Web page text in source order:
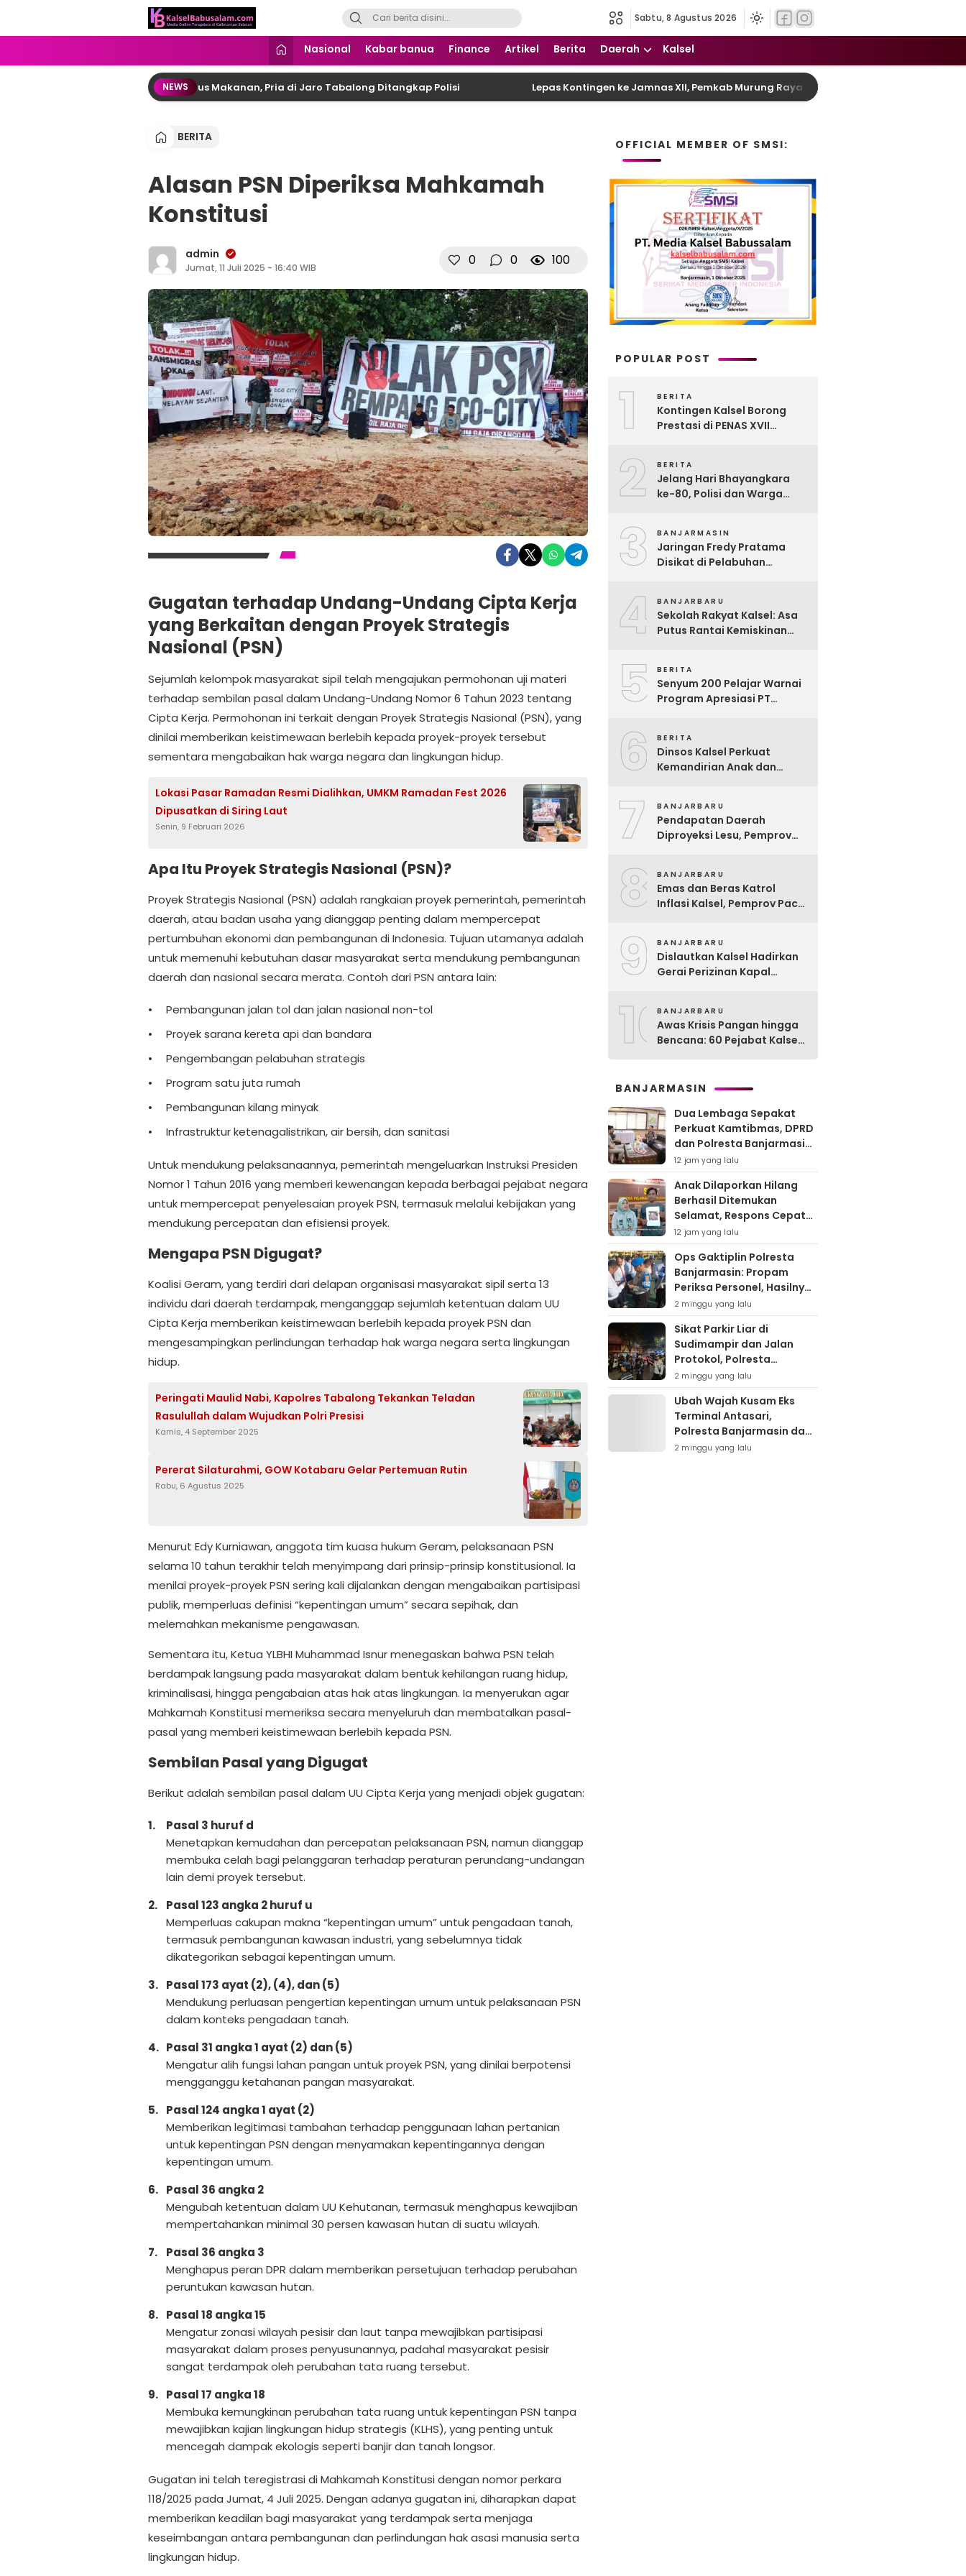
Menyuarakan Kalsel, Menginspirasi Nusantara
Sabtu, 8 Agustus 2026
Nasional Kabar banua Finance Artikel Berita Daerah Kalsel
NEWS
Disembunyikan Dalam Bungkus Makanan, Pria di Jaro Tabalong Ditangkap Polisi Lepas Kontingen ke Jamnas XII, Pemkab Murung Raya Titip Misi Harumkan Nama Daerah
BERITA
Alasan PSN Diperiksa Mahkamah
Konstitusi
admin
Jumat, 11 Juli 2025 - 16:40 WIB 0 0 100
Gugatan terhadap Undang-Undang Cipta Kerja
yang Berkaitan dengan Proyek Strategis
Nasional (PSN)
Sejumlah kelompok masyarakat sipil telah mengajukan permohonan uji materi
terhadap sembilan pasal dalam Undang-Undang Nomor 6 Tahun 2023 tentang
Cipta Kerja. Permohonan ini terkait dengan Proyek Strategis Nasional (PSN), yang
dinilai memberikan keistimewaan berlebih kepada proyek-proyek tersebut
sementara mengabaikan hak warga negara dan lingkungan hidup.
Lokasi Pasar Ramadan Resmi Dialihkan, UMKM Ramadan Fest 2026
Dipusatkan di Siring Laut
Senin, 9 Februari 2026
Apa Itu Proyek Strategis Nasional (PSN)?
Proyek Strategis Nasional (PSN) adalah rangkaian proyek pemerintah, pemerintah
daerah, atau badan usaha yang dianggap penting dalam mempercepat
pertumbuhan ekonomi dan pembangunan di Indonesia. Tujuan utamanya adalah
untuk memenuhi kebutuhan dasar masyarakat serta mendukung pembangunan
daerah dan nasional secara merata. Contoh dari PSN antara lain:
Pembangunan jalan tol dan jalan nasional non-tol
Proyek sarana kereta api dan bandara
Pengembangan pelabuhan strategis
Program satu juta rumah
Pembangunan kilang minyak
Infrastruktur ketenagalistrikan, air bersih, dan sanitasi
Untuk mendukung pelaksanaannya, pemerintah mengeluarkan Instruksi Presiden
Nomor 1 Tahun 2016 yang memberi kewenangan kepada berbagai pejabat negara
untuk mempercepat penyelesaian proyek PSN, termasuk melalui kebijakan yang
mendukung percepatan dan efisiensi proyek.
Mengapa PSN Digugat?
Koalisi Geram, yang terdiri dari delapan organisasi masyarakat sipil serta 13
individu dari daerah terdampak, menganggap sejumlah ketentuan dalam UU
Cipta Kerja memberikan keistimewaan berlebih kepada proyek PSN dan
mengesampingkan perlindungan terhadap hak warga negara serta lingkungan
hidup.
Peringati Maulid Nabi, Kapolres Tabalong Tekankan Teladan
Rasulullah dalam Wujudkan Polri Presisi
Kamis, 4 September 2025
Pererat Silaturahmi, GOW Kotabaru Gelar Pertemuan Rutin
Rabu, 6 Agustus 2025
Menurut Edy Kurniawan, anggota tim kuasa hukum Geram, pelaksanaan PSN
selama 10 tahun terakhir telah menyimpang dari prinsip-prinsip konstitusional. Ia
menilai proyek-proyek PSN sering kali dijalankan dengan mengabaikan partisipasi
publik, memperluas definisi “kepentingan umum” secara sepihak, dan
melemahkan mekanisme pengawasan.
Sementara itu, Ketua YLBHI Muhammad Isnur menegaskan bahwa PSN telah
berdampak langsung pada masyarakat dalam bentuk kehilangan ruang hidup,
kriminalisasi, hingga pengabaian atas hak atas lingkungan. Ia menyerukan agar
Mahkamah Konstitusi memeriksa secara menyeluruh dan membatalkan pasal-
pasal yang memberi keistimewaan berlebih kepada PSN.
Sembilan Pasal yang Digugat
Berikut adalah sembilan pasal dalam UU Cipta Kerja yang menjadi objek gugatan:
Pasal 3 huruf d
Menetapkan kemudahan dan percepatan pelaksanaan PSN, namun dianggap
membuka celah bagi pelanggaran terhadap peraturan perundang-undangan
lain demi proyek tersebut.
Pasal 123 angka 2 huruf u
Memperluas cakupan makna “kepentingan umum” untuk pengadaan tanah,
termasuk pembangunan kawasan industri, yang sebelumnya tidak
dikategorikan sebagai kepentingan umum.
Pasal 173 ayat (2), (4), dan (5)
Mendukung perluasan pengertian kepentingan umum untuk pelaksanaan PSN
dalam konteks pengadaan tanah.
Pasal 31 angka 1 ayat (2) dan (5)
Mengatur alih fungsi lahan pangan untuk proyek PSN, yang dinilai berpotensi
mengganggu ketahanan pangan masyarakat.
Pasal 124 angka 1 ayat (2)
Memberikan legitimasi tambahan terhadap penggunaan lahan pertanian
untuk kepentingan PSN dengan menyamakan kepentingannya dengan
kepentingan umum.
Pasal 36 angka 2
Mengubah ketentuan dalam UU Kehutanan, termasuk menghapus kewajiban
mempertahankan minimal 30 persen kawasan hutan di suatu wilayah.
Pasal 36 angka 3
Menghapus peran DPR dalam memberikan persetujuan terhadap perubahan
peruntukan kawasan hutan.
Pasal 18 angka 15
Mengatur zonasi wilayah pesisir dan laut tanpa mewajibkan partisipasi
masyarakat dalam proses penyusunannya, padahal masyarakat pesisir
sangat terdampak oleh perubahan tata ruang tersebut.
Pasal 17 angka 18
Membuka kemungkinan perubahan tata ruang untuk kepentingan PSN tanpa
mewajibkan kajian lingkungan hidup strategis (KLHS), yang penting untuk
mencegah dampak ekologis seperti banjir dan tanah longsor.
Gugatan ini telah teregistrasi di Mahkamah Konstitusi dengan nomor perkara
118/2025 pada Jumat, 4 Juli 2025. Dengan adanya gugatan ini, diharapkan dapat
memberikan keadilan bagi masyarakat yang terdampak serta menjaga
keseimbangan antara pembangunan dan perlindungan hak asasi manusia serta
lingkungan hidup.
OFFICIAL MEMBER OF SMSI:
POPULAR POST
1 BERITA
Kontingen Kalsel Borong
Prestasi di PENAS XVII
Juara Nasional
2 BERITA
Jelang Hari Bhayangkara
ke-80, Polisi dan Warga
Penghubung Desa
3 BANJARMASIN
Jaringan Fredy Pratama
Disikat di Pelabuhan
4 BANJARBARU
Sekolah Rakyat Kalsel: Asa
Putus Rantai Kemiskinan
5 BERITA
Senyum 200 Pelajar Warnai
Program Apresiasi PT
6 BERITA
Dinsos Kalsel Perkuat
Kemandirian Anak dan
Mulia Satria
7 BANJARBARU
Pendapatan Daerah
Diproyeksi Lesu, Pemprov
8 BANJARBARU
Emas dan Beras Katrol
Inflasi Kalsel, Pemprov Pacu
9 BANJARBARU
Dislautkan Kalsel Hadirkan
Gerai Perizinan Kapal
Kotabaru
10BANJARBARU
Awas Krisis Pangan hingga
Bencana: 60 Pejabat Kalsel-
Radikal!
BANJARMASIN
Dua Lembaga Sepakat
Perkuat Kamtibmas, DPRD
dan Polresta Banjarmasin
Pertajam Sinergi “Kayuh
Baimbai”
12 jam yang lalu
Anak Dilaporkan Hilang
Berhasil Ditemukan
Selamat, Respons Cepat
Polresta Banjarmasin Tuai
Apresiasi Orang Tua
12 jam yang lalu
Ops Gaktiplin Polresta
Banjarmasin: Propam
Periksa Personel, Hasilnya
Nihil Pelanggaran
2 minggu yang lalu
Sikat Parkir Liar di
Sudimampir dan Jalan
Protokol, Polresta
Banjarmasin Mobilisasi
Tim Gabungan
2 minggu yang lalu
Ubah Wajah Kusam Eks
Terminal Antasari,
Polresta Banjarmasin dan
Warga Sapu Bersih
2 minggu yang lalu